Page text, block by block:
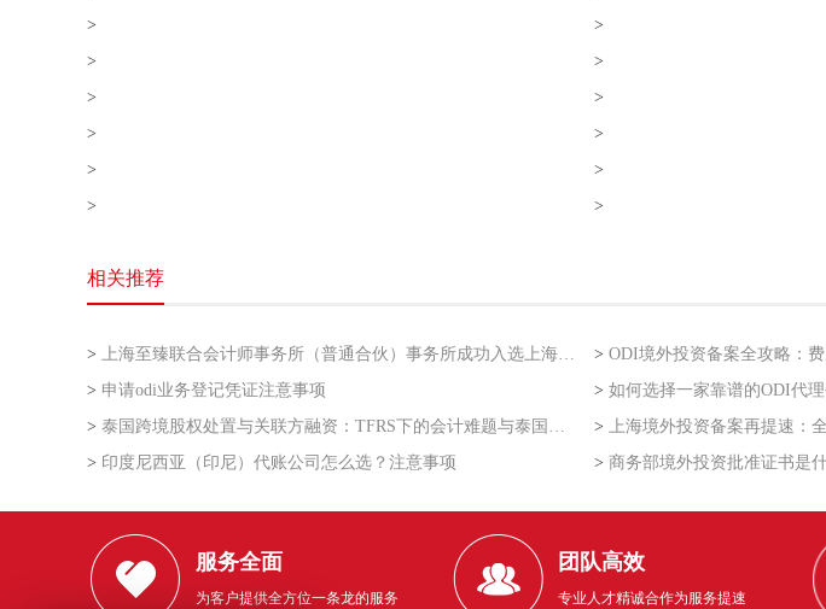
>
>
>
>
>
>
>
>
>
>
>
>
相关推荐
> 上海至臻联合会计师事务所（普通合伙）事务所成功入选上海市企业走出去专业服务联盟第二批 > ODI境外投资备案全攻略：
> 申请odi业务登记凭证注意事项 > 如何选择一家靠谱的ODI代理
> 泰国跨境股权处置与关联方融资：TFRS下的会计难题与泰国利得税的“资本与收益”之争 > 上海境外投资备案再提速：
> 印度尼西亚（印尼）代账公司怎么选？注意事项 > 商务部境外投资批准证书是
服务全面
为客户提供全方位一条龙的服务
团队高效
专业人才精诚合作为服务提速